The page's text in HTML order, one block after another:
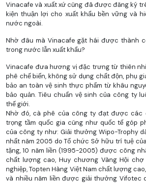
Vinacafe và xuất xứ cũng đã được đăng ký
kiện thuận lợi cho xuất khẩu bền vững và
nước ngoài.
Nhờ đâu mà Vinacafe gặt hái được thành
trong nước lẫn xuất khẩu?
Vinacafe đưa hương vị đặc trưng từ thiên
phê chế biến, không sử dụng chất độn, phụ
bảo an toàn vệ sinh thực phẩm từ khâu
bảo quản. Tiêu chuẩn vệ sinh của công ty
thế giới.
Nhờ đó, cà phê của công ty đạt được các
trọng tầm quốc gia cũng như quốc tế góp
của công ty như: Giải thưởng Wipo-Trophy
nhất năm 2005 do Tổ chức Sở hữu trí tuệ
tặng, 10 năm liền (1995-2005) được công
chất lượng cao, Huy chương Vàng Hội
nghiệp, Topten Hàng Việt Nam chất lượng
và nhiều năm liền được giải thưởng Vifotec